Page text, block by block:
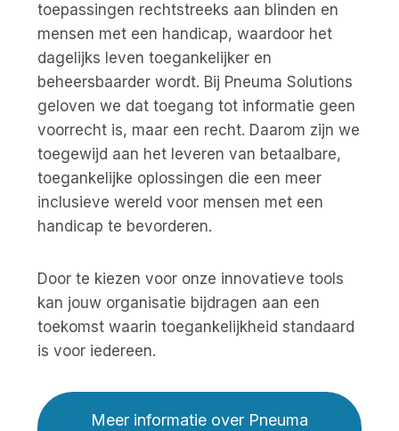
toepassingen rechtstreeks aan blinden en
mensen met een handicap, waardoor het
dagelijks leven toegankelijker en
beheersbaarder wordt. Bij Pneuma Solutions
geloven we dat toegang tot informatie geen
voorrecht is, maar een recht. Daarom zijn we
toegewijd aan het leveren van betaalbare,
toegankelijke oplossingen die een meer
inclusieve wereld voor mensen met een
handicap te bevorderen.
Door te kiezen voor onze innovatieve tools
kan jouw organisatie bijdragen aan een
toekomst waarin toegankelijkheid standaard
is voor iedereen.
Meer informatie over Pneuma